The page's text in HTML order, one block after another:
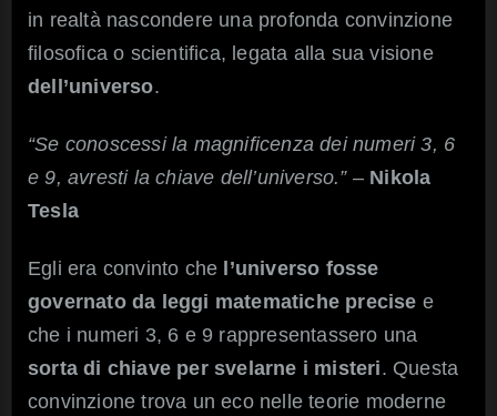
in realtà nascondere una profonda convinzione
filosofica o scientifica, legata alla sua visione
dell’universo.
“Se conoscessi la magnificenza dei numeri 3, 6
e 9, avresti la chiave dell’universo.”– Nikola
Tesla
Egli era convinto che l’universo fosse
governato da leggi matematiche precise e
che i numeri 3, 6 e 9 rappresentassero una
sorta di chiave per svelarne i misteri. Questa
convinzione trova un eco nelle teorie moderne